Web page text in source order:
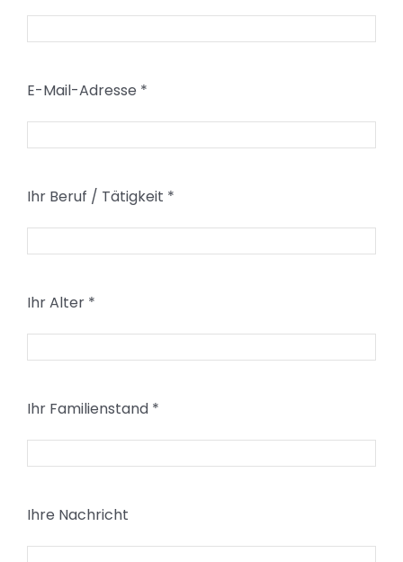
E-Mail-Adresse *
Ihr Beruf / Tätigkeit *
Ihr Alter *
Ihr Familienstand *
Ihre Nachricht